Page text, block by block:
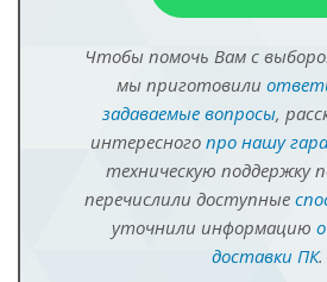
Чтобы помочь Вам с
мы приготовили
задаваемые вопросы,
интересного про нашу
техническую поддержку
перечислили доступные
уточнили информацию
доставки ПК.